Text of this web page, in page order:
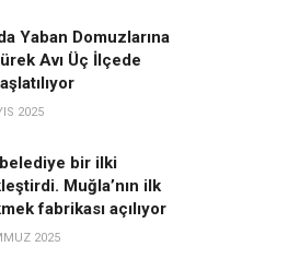
Yaban Domuzlarına
Avı Üç İlçede
2025
belediye bir ilki
Muğla’nın ilk
fabrikası açılıyor
2025